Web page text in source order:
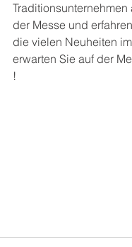
Traditionsunternehmen
der Messe und
die vielen Neuheiten
erwarten Sie auf der
!